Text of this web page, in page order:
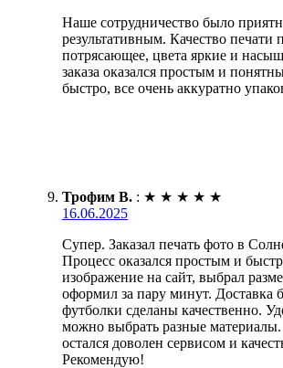
Наше сотрудничество было
результативным. Качество печати
потрясающее, цвета яркие и
заказа оказался простым и
быстро, все очень аккуратно
Трофим В. : ★ ★ ★ ★ ★
16.06.2025
Супер. Заказал печать фото в
Процесс оказался простым и
изображение на сайт, выбрал
оформил за пару минут. Доставка
футболки сделаны качественно.
можно выбрать разные
остался доволен сервисом и
Рекомендую!